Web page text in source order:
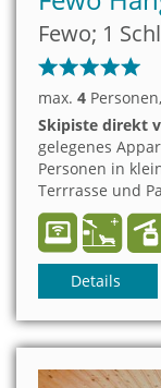
max. 4 Personen
Skipiste direkt
gelegenes
Personen in
Terrrasse und
Details